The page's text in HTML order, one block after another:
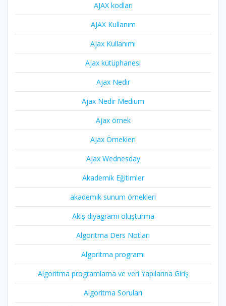
AJAX kodları
AJAX Kullanım
Ajax Kullanımı
Ajax kütüphanesi
Ajax Nedir
Ajax Nedir Medium
Ajax örnek
Ajax Örnekleri
Ajax Wednesday
Akademik Eğitimler
akademik sunum örnekleri
Akış diyagramı oluşturma
Algoritma Ders Notları
Algoritma programı
Algoritma programlama ve veri Yapılarına Giriş
Algoritma Soruları